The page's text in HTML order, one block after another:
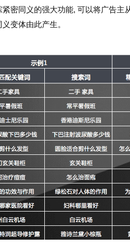
密同义的强大功能, 可以将广告主
变体由此产生。